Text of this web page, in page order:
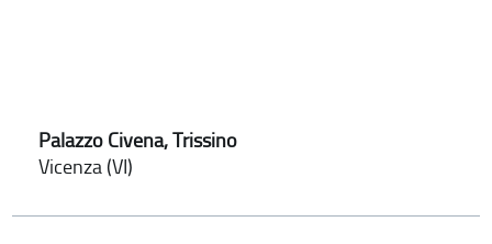
Palazzo Civena, Trissino
Vicenza (VI)